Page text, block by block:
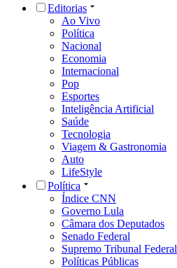
Editorias
Ao Vivo
Política
Nacional
Economia
Internacional
Pop
Esportes
Inteligência Artificial
Saúde
Tecnologia
Viagem & Gastronomia
Auto
LifeStyle
Política
Índice CNN
Governo Lula
Câmara dos Deputados
Senado Federal
Supremo Tribunal Federal
Políticas Públicas